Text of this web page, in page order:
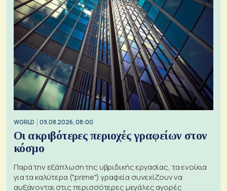
WORLD 09.08.2026, 08:00
Οι ακριβότερες περιοχές γραφείων στον
κόσμο
Παρά την εξάπλωση της υβριδικής εργασίας, τα ενοίκια
για τα καλύτερα ("prime") γραφεία συνεχίζουν να
αυξάνονται στις περισσότερες μεγάλες αγορές